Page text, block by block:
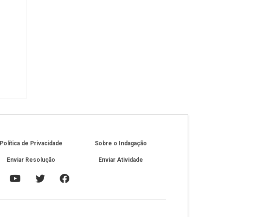
Política de Privacidade Sobre o Indagação
Enviar Resolução Enviar Atividade